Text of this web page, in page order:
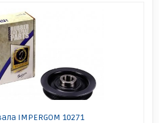
IMPERGOM 10271